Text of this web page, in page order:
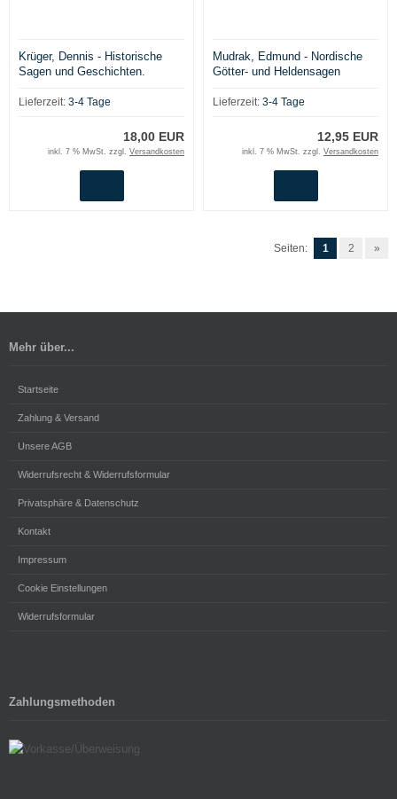
Krüger, Dennis - Historische
Sagen und Geschichten.
Lieferzeit: 3-4 Tage
18,00 EUR
inkl. 7 % MwSt. zzgl. Versandkosten
Mudrak, Edmund - Nordische
Götter- und Heldensagen
Lieferzeit: 3-4 Tage
12,95 EUR
inkl. 7 % MwSt. zzgl. Versandkosten
Seiten: 1 2 »
Mehr über...
Startseite
Zahlung & Versand
Unsere AGB
Widerrufsrecht & Widerrufsformular
Privatsphäre & Datenschutz
Kontakt
Impressum
Cookie Einstellungen
Widerrufsformular
Zahlungsmethoden